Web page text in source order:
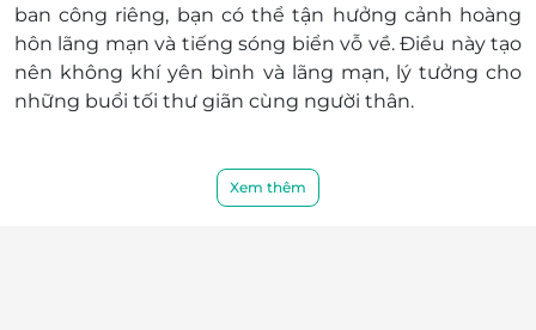
Hủy phòng từ 15 ngày đến ngày khách đến
lưu trú 100% voucher. Không hủy, hoàn, thay
đổi các ngày cao điểm và Lễ Tết
Điều kiện khác:
Một khách hàng được mua nhiều E-
Voucher/E-Coupon
ban công riêng, bạn có thể tận hưởng cảnh hoàng
hôn lãng mạn và tiếng sóng biển vỗ về. Điều này tạo
nên không khí yên bình và lãng mạn, lý tưởng cho
những buổi tối thư giãn cùng người thân.
Xem thêm